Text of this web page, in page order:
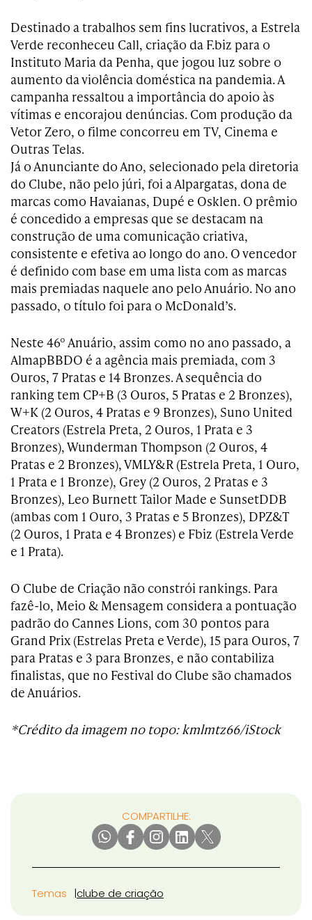
Destinado a trabalhos sem fins lucrativos, a Estrela
Verde reconheceu Call, criação da F.biz para o
Instituto Maria da Penha, que jogou luz sobre o
aumento da violência doméstica na pandemia. A
campanha ressaltou a importância do apoio às
vítimas e encorajou denúncias. Com produção da
Vetor Zero, o filme concorreu em TV, Cinema e
Outras Telas.
Já o Anunciante do Ano, selecionado pela diretoria
do Clube, não pelo júri, foi a Alpargatas, dona de
marcas como Havaianas, Dupé e Osklen. O prêmio
é concedido a empresas que se destacam na
construção de uma comunicação criativa,
consistente e efetiva ao longo do ano. O vencedor
é definido com base em uma lista com as marcas
mais premiadas naquele ano pelo Anuário. No ano
passado, o título foi para o McDonald’s.
Neste 46º Anuário, assim como no ano passado, a
AlmapBBDO é a agência mais premiada, com 3
Ouros, 7 Pratas e 14 Bronzes. A sequência do
ranking tem CP+B (3 Ouros, 5 Pratas e 2 Bronzes),
W+K (2 Ouros, 4 Pratas e 9 Bronzes), Suno United
Creators (Estrela Preta, 2 Ouros, 1 Prata e 3
Bronzes), Wunderman Thompson (2 Ouros, 4
Pratas e 2 Bronzes), VMLY&R (Estrela Preta, 1 Ouro,
1 Prata e 1 Bronze), Grey (2 Ouros, 2 Pratas e 3
Bronzes), Leo Burnett Tailor Made e SunsetDDB
(ambas com 1 Ouro, 3 Pratas e 5 Bronzes), DPZ&T
(2 Ouros, 1 Prata e 4 Bronzes) e Fbiz (Estrela Verde
e 1 Prata).
O Clube de Criação não constrói rankings. Para
fazê-lo, Meio & Mensagem considera a pontuação
padrão do Cannes Lions, com 30 pontos para
Grand Prix (Estrelas Preta e Verde), 15 para Ouros, 7
para Pratas e 3 para Bronzes, e não contabiliza
finalistas, que no Festival do Clube são chamados
de Anuários.
*Crédito da imagem no topo: kmlmtz66/iStock
COMPARTILHE:
Temas clube de criação